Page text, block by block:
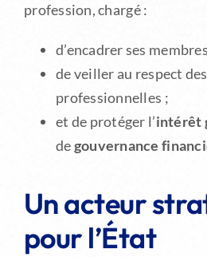
profession, chargé :
d’encadrer ses
de veiller au respect
professionnelles ;
et de protéger l’intérêt
degouvernance
Un acteur
pour l’État